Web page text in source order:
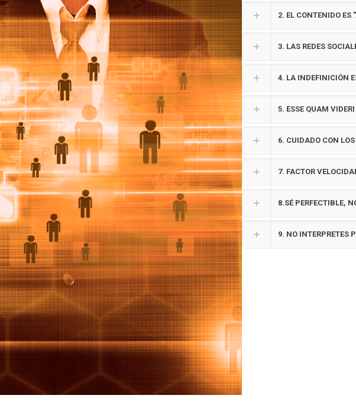
2. EL CONTENIDO ES
3. LAS REDES
4. LA INDEFINICIÓN
5. ESSE QUAM VIDERI
6. CUIDADO CON LOS
7. FACTOR
8.SÉ PERFECTIBLE,
9. NO INTERPRETES